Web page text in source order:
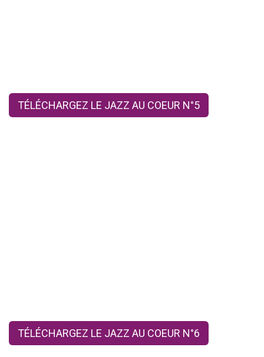
TÉLÉCHARGEZ LE JAZZ AU COEUR N°5
TÉLÉCHARGEZ LE JAZZ AU COEUR N°6